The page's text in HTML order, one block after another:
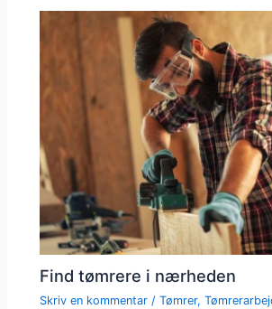
Find tømrere i nærheden
Skriv en kommentar /Tømrer,